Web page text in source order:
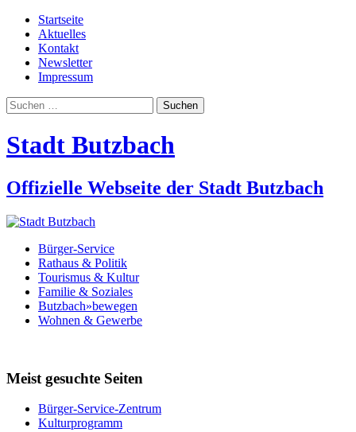
Startseite
Aktuelles
Kontakt
Newsletter
Impressum
Suchen
nach:
Stadt Butzbach
Offizielle Webseite der Stadt Butzbach
Bürger-Service
Rathaus & Politik
Tourismus & Kultur
Familie & Soziales
Butzbach»bewegen
Wohnen & Gewerbe
Meist gesuchte Seiten
Bürger-Service-Zentrum
Kulturprogramm